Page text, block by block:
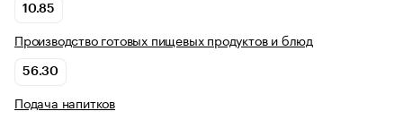
10.85
Производство готовых пищевых продуктов и блюд
56.30
Подача напитков